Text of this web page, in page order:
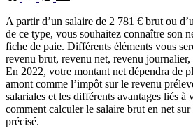
A partir d’un salaire de 2 781 € brut ou
de ce type, vous souhaitez connaître son
fiche de paie. Différents éléments vous
revenu brut, revenu net, revenu
En 2022, votre montant net dépendra de
amont comme l’impôt sur le revenu
salariales et les différents avantages liés à
comment calculer le salaire brut en net
précisé.